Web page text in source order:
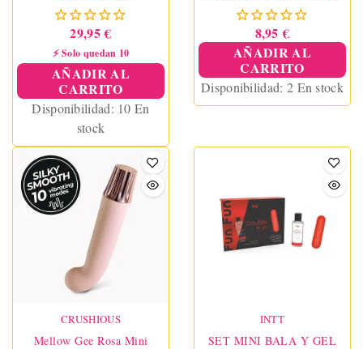
29,95 €
⚡ Solo quedan 10
AÑADIR AL
CARRITO
Disponibilidad: 10 En
stock
8,95 €
AÑADIR AL
CARRITO
Disponibilidad: 2 En stock
CRUSHIOUS
Mellow Gee Rosa Mini
INTT
SET MINI BALA Y GEL